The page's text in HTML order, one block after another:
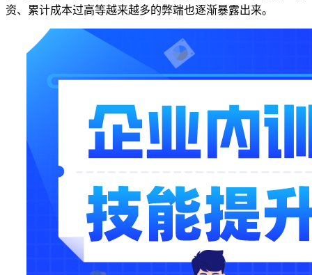
资、累计成本过高等越来越多的弊端也逐渐暴露出来。